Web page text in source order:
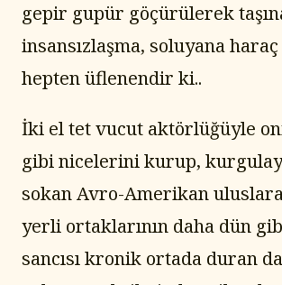
gepir gupür göçürülerek
insansızlaşma, soluyana
hepten üflenendir ki..
İki el tet vucut aktörlüğüyle
gibi nicelerini kurup,
sokan Avro-Amerikan
yerli ortaklarının daha dün
sancısı kronik ortada duran